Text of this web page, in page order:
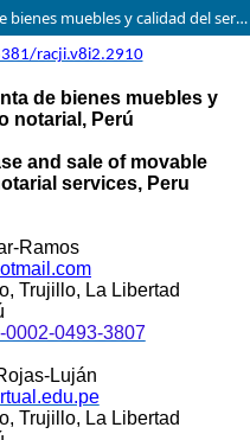
Digitalización en compra-venta de bienes muebles y calidad del servicio notarial, Perú